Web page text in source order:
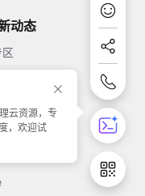
动态
云资源，专
，欢迎试